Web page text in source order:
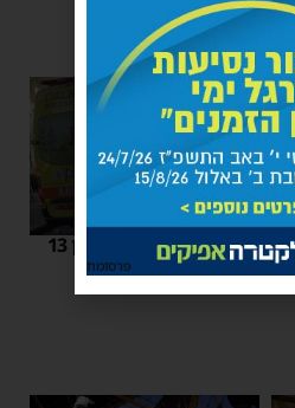
אלימות באשדוד: נער בן 13
נדקר ברגלו
משה קאהן |
18:04
פרסומת